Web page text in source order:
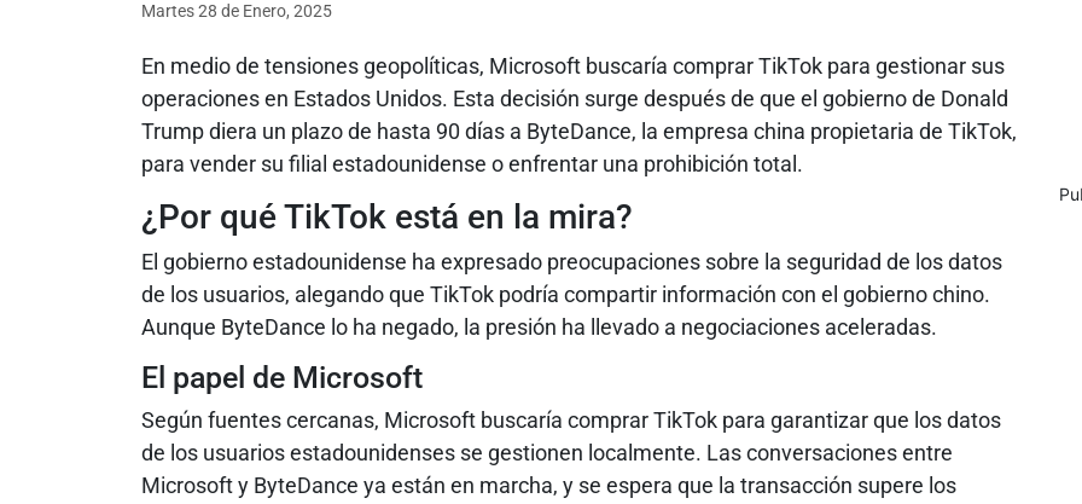
Martes 28 de Enero, 2025
En medio de tensiones geopolíticas, Microsoft buscaría comprar TikTok para gestionar sus
operaciones en Estados Unidos. Esta decisión surge después de que el gobierno de Donald
Trump diera un plazo de hasta 90 días a ByteDance, la empresa china propietaria de TikTok,
para vender su filial estadounidense o enfrentar una prohibición total.
¿Por qué TikTok está en la mira?
El gobierno estadounidense ha expresado preocupaciones sobre la seguridad de los datos
de los usuarios, alegando que TikTok podría compartir información con el gobierno chino.
Aunque ByteDance lo ha negado, la presión ha llevado a negociaciones aceleradas.
El papel de Microsoft
Según fuentes cercanas, Microsoft buscaría comprar TikTok para garantizar que los datos
de los usuarios estadounidenses se gestionen localmente. Las conversaciones entre
Microsoft y ByteDance ya están en marcha, y se espera que la transacción supere los